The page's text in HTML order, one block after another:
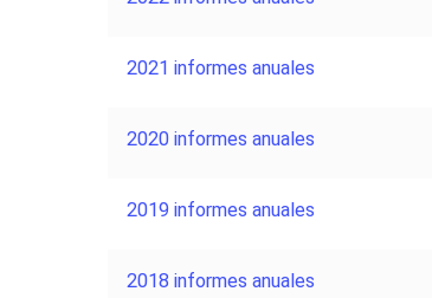
2021 informes anuales
2020 informes anuales
2019 informes anuales
2018 informes anuales